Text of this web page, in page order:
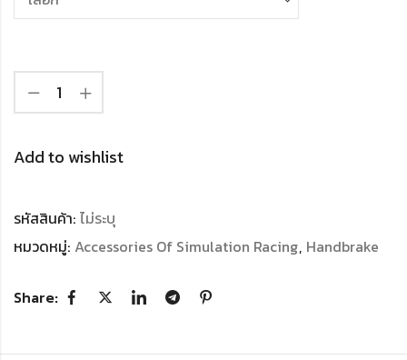
Add to wishlist
รหัสสินค้า: ไม่ระบุ
หมวดหมู่: Accessories Of Simulation Racing, Handbrake
Share: